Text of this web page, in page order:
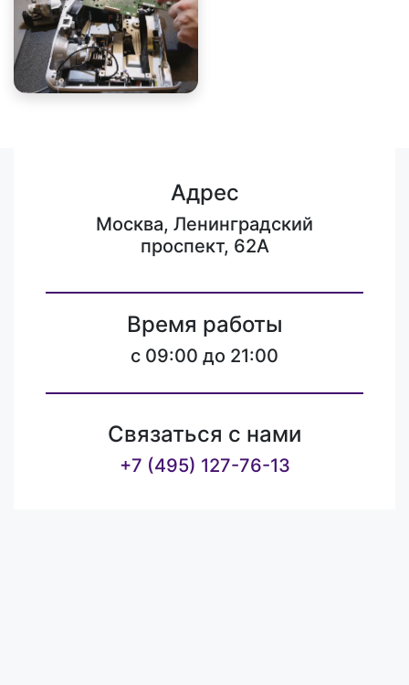
Адрес
Москва, Ленинградский
проспект, 62А
Время работы
c 09:00 до 21:00
Связаться с нами
+7 (495) 127-76-13